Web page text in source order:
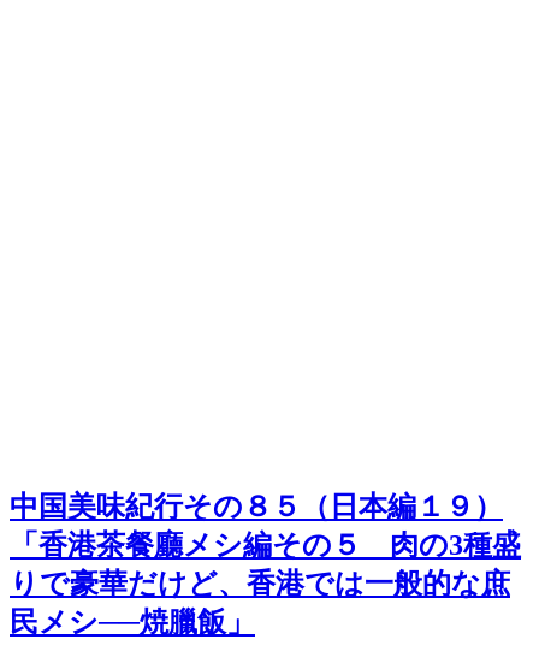
中国美味紀行その８５（日本編１９）
「香港茶餐廳メシ編その５ 肉の3種盛
りで豪華だけど、香港では一般的な庶
民メシ──焼臘飯」